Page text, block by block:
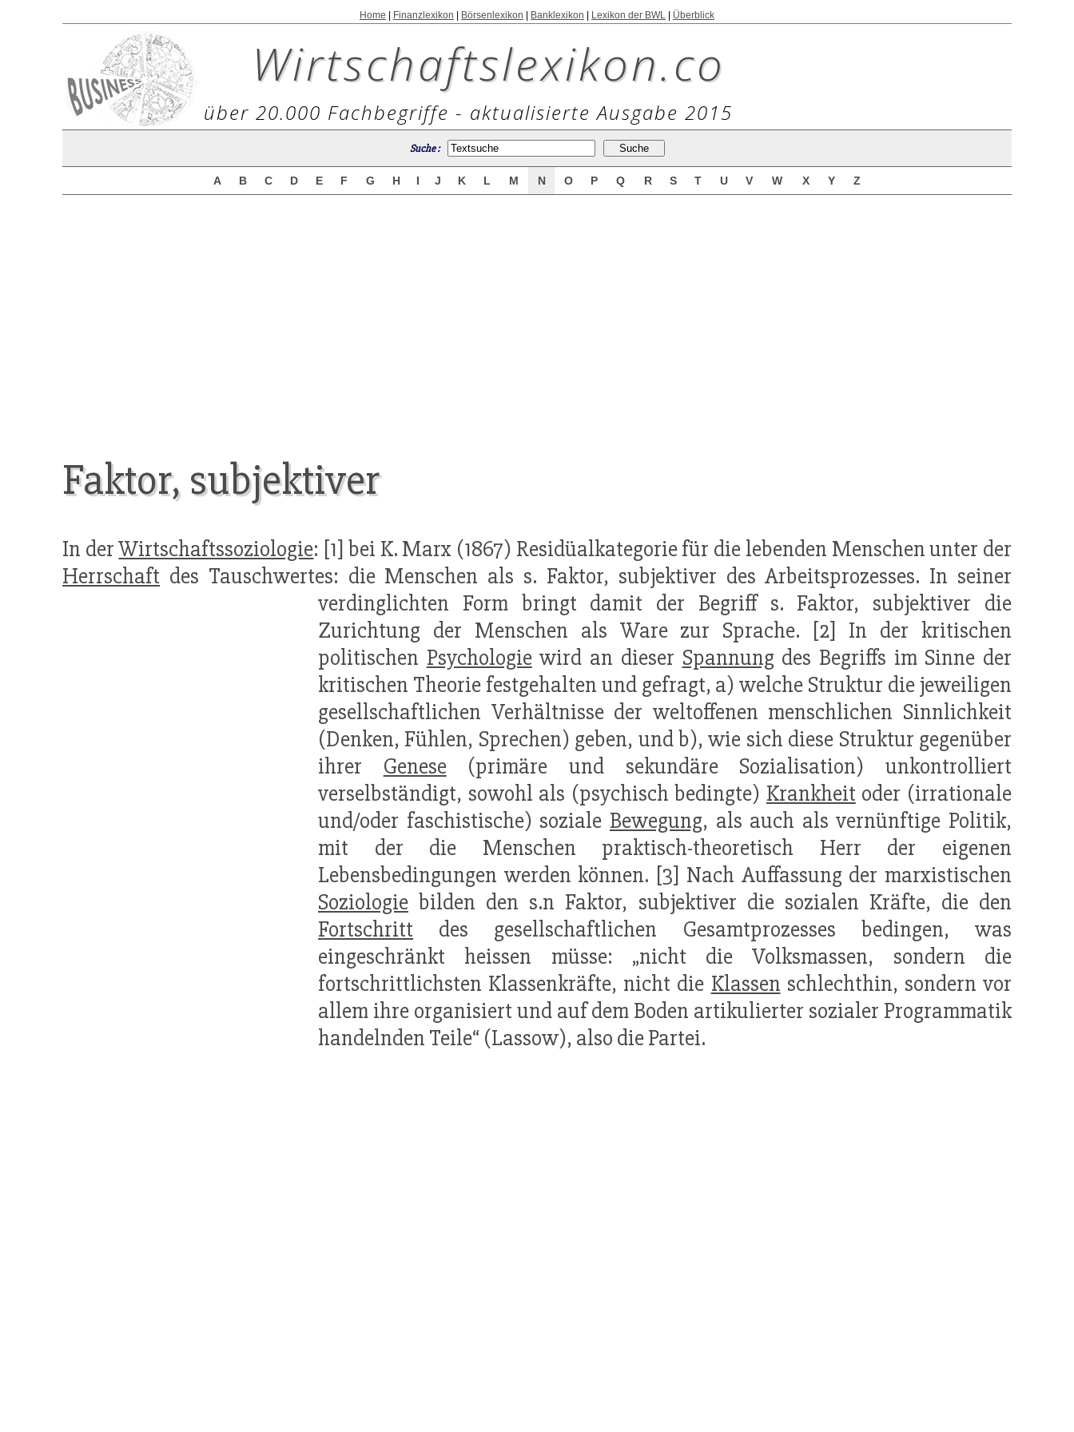
Home Finanzlexikon Börsenlexikon Banklexikon Lexikon der BWL Überblick
Wirtschaftslexikon.co
über 20.000 Fachbegriffe - aktualisierte Ausgabe 2015
Suche :
A B C D E F G H I J K L M N O P Q R S T U V W X Y Z
Faktor, subjektiver
In derWirtschaftssoziologie: [1] bei K. Marx (1867) Residüalkategorie für die lebenden Menschen unter der
Herrschaft des Tauschwertes: die Menschen als s. Faktor, subjektiver des Arbeitsprozesses. In seiner
verdinglichten Form bringt damit der Begriff s. Faktor, subjektiver die
Zurichtung der Menschen als Ware zur Sprache. [2] In der kritischen
politischen Psychologiewird an dieser Spannungdes Begriffs im Sinne der
kritischen Theorie festgehalten und gefragt, a) welche Struktur die jeweiligen
gesellschaftlichen Verhältnisse der weltoffenen menschlichen Sinnlichkeit
(Denken, Fühlen, Sprechen) geben, und b), wie sich diese Struktur gegenüber
ihrer Genese(primäre und sekundäre Sozialisation) unkontrolliert
verselbständigt, sowohl als (psychisch bedingte) Krankheit oder (irrationale
und/oder faschistische) soziale Bewegung, als auch als vernünftige Politik,
mit der die Menschen praktisch-theoretisch Herr der eigenen
Lebensbedingungen werden können. [3] Nach Auffassung der marxistischen
Soziologie bilden den s.n Faktor, subjektiver die sozialen Kräfte, die den
Fortschritt des gesellschaftlichen Gesamtprozesses bedingen, was
eingeschränkt heissen müsse: „nicht die Volksmassen, sondern die
fortschrittlichsten Klassenkräfte, nicht die Klassen schlechthin, sondern vor
allem ihre organisiert und auf dem Boden artikulierter sozialer Programmatik
handelnden Teile“ (Lassow), also die Partei.